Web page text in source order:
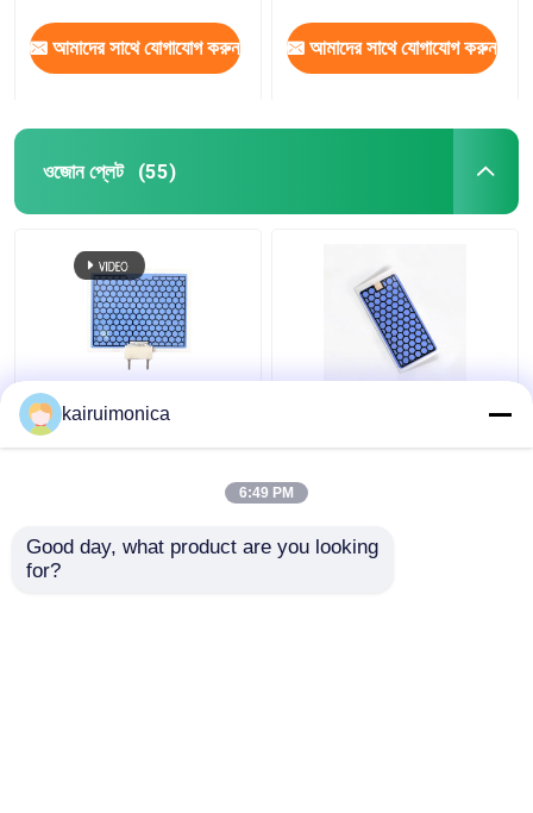
আমাদের সাথে যোগাযোগ করুন আমাদের সাথে যোগাযোগ করুন
ওজোন প্লেট (55)
OS1200 এবং OS12G
ওজোন জেনারেটরের জন্য 10g/
kairuimonica
6:49 PM
Good day, what product are you looking
for?